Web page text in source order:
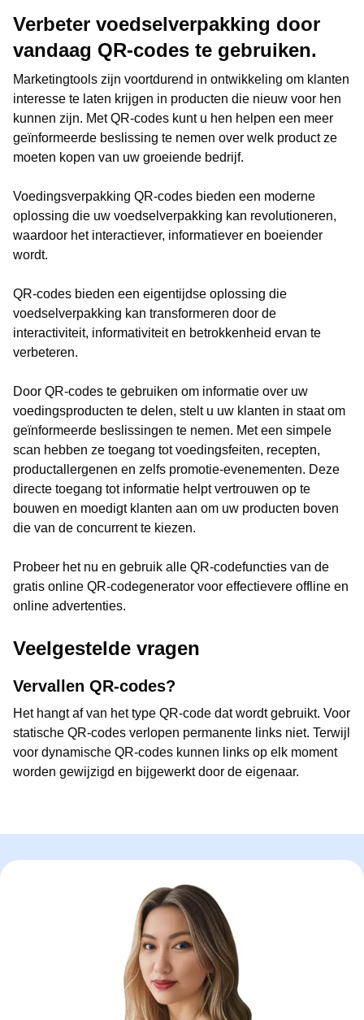
Verbeter voedselverpakking door
vandaag QR-codes te gebruiken.
Marketingtools zijn voortdurend in ontwikkeling om klanten
interesse te laten krijgen in producten die nieuw voor hen
kunnen zijn. Met QR-codes kunt u hen helpen een meer
geïnformeerde beslissing te nemen over welk product ze
moeten kopen van uw groeiende bedrijf.
Voedingsverpakking QR-codes bieden een moderne
oplossing die uw voedselverpakking kan revolutioneren,
waardoor het interactiever, informatiever en boeiender
wordt.
QR-codes bieden een eigentijdse oplossing die
voedselverpakking kan transformeren door de
interactiviteit, informativiteit en betrokkenheid ervan te
verbeteren.
Door QR-codes te gebruiken om informatie over uw
voedingsproducten te delen, stelt u uw klanten in staat om
geïnformeerde beslissingen te nemen. Met een simpele
scan hebben ze toegang tot voedingsfeiten, recepten,
productallergenen en zelfs promotie-evenementen. Deze
directe toegang tot informatie helpt vertrouwen op te
bouwen en moedigt klanten aan om uw producten boven
die van de concurrent te kiezen.
Probeer het nu en gebruik alle QR-codefuncties van de
gratis online QR-codegenerator voor effectievere offline en
online advertenties.
Veelgestelde vragen
Vervallen QR-codes?
Het hangt af van het type QR-code dat wordt gebruikt. Voor
statische QR-codes verlopen permanente links niet. Terwijl
voor dynamische QR-codes kunnen links op elk moment
worden gewijzigd en bijgewerkt door de eigenaar.